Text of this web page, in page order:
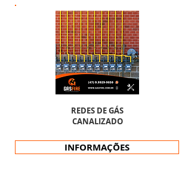
INFORMAÇÕES
REDES DE GÁS
CANALIZADO